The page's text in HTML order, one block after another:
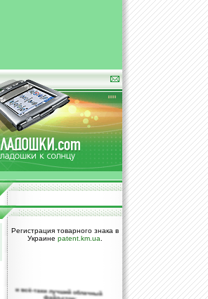
Регистрация товарного знака в
Украине patent.km.ua
и всё-таки лучший облачный